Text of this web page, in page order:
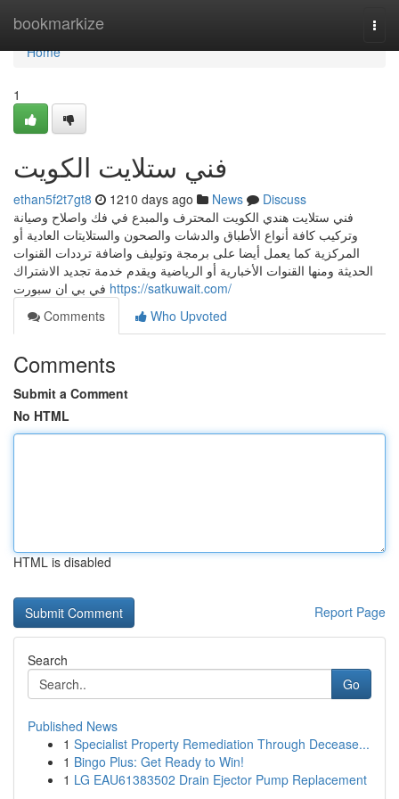
bookmarkize
Home
Home
1
فني ستلايت الكويت
ethan5f2t7gt8 1210 days ago News
Discuss
فني ستلايت هندي الكويت المحترف والمبدع في فك واصلاح وصيانة
وتركيب كافة أنواع الأطباق والدشات والصحون والستلايتات العادية أو
المركزية كما يعمل أيضا على برمجة وتوليف واضافة ترددات القنوات
الحديثة ومنها القنوات الأخبارية أو الرياضية ويقدم خدمة تجديد الاشتراك
https://satkuwait.com/
Comments
Who Upvoted
Comments
Submit a Comment
No HTML
HTML is disabled
Report Page
Search
Go
Published News
1 Specialist Property Remediation Through Decease...
1 Bingo Plus: Get Ready to Win!
1 LG EAU61383502 Drain Ejector Pump Replacement